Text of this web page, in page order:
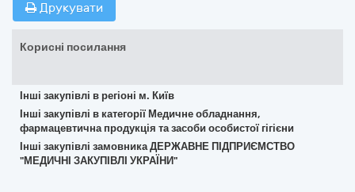
Друкувати
Корисні посилання
Інші закупівлі в регіоні м. Київ
Інші закупівлі в категорії Медичне обладнання,
фармацевтична продукція та засоби особистої гігієни
Інші закупівлі замовника ДЕРЖАВНЕ ПІДПРИЄМСТВО
"МЕДИЧНІ ЗАКУПІВЛІ УКРАЇНИ"